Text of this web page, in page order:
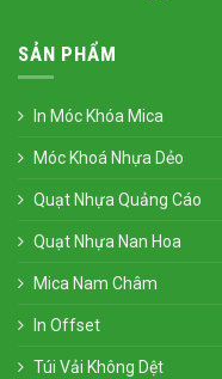
SẢN PHẨM
In Móc Khóa Mica
Móc Khoá Nhựa Dẻo
Quạt Nhựa Quảng Cáo
Quạt Nhựa Nan Hoa
Mica Nam Châm
In Offset
Túi Vải Không Dệt